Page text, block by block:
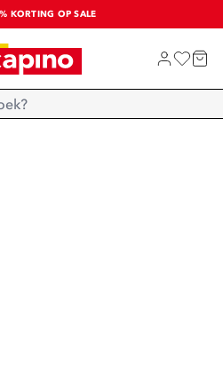
KORTING OP SALE
LAATSTE KANS!
SHOP NIEUW